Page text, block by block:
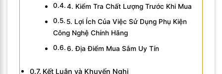
4. Kiểm Tra Chất Lượng Trước Khi Mua
5. Lợi Ích Của Việc Sử Dụng Phụ Kiện
Công Nghệ Chính Hãng
6. Địa Điểm Mua Sắm Uy Tín
Kết Luận và Khuyến Nghị